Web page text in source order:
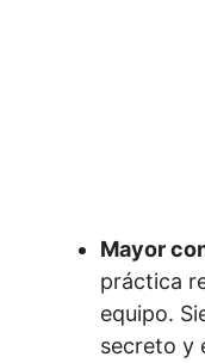
Mayor
práctica
equipo.
secreto y